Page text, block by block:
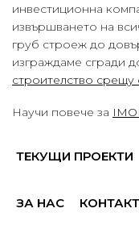
инвестиционна
извършването на
груб строеж до
изграждаме сгради
строителство
Научи повече за
ТЕКУЩИ ПРОЕКТИ
ЗА НАС